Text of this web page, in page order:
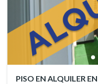
PISO EN ALQUILER